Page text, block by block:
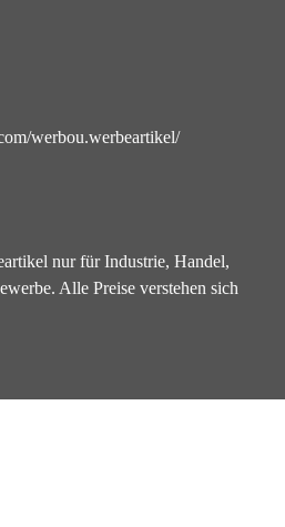
werbou.werbeartikel/
nur für Industrie, Handel,
Alle Preise verstehen sich